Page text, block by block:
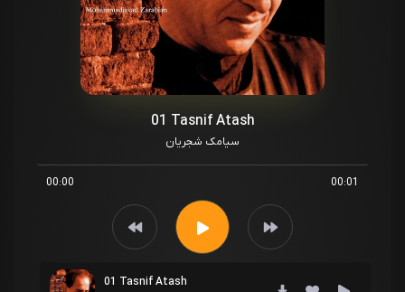
01 Tasnif Atash
سیامک شجریان
00:00 00:01
01 Tasnif Atash